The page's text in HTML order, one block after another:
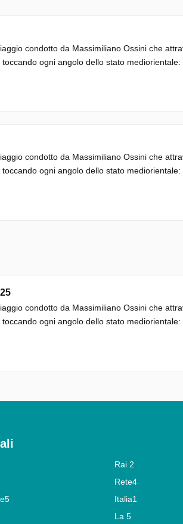
condotto da Massimiliano Ossini che
ogni angolo dello stato
condotto da Massimiliano Ossini che
ogni angolo dello stato
condotto da Massimiliano Ossini che
ogni angolo dello stato
Rai 2
Rete4
Italia1
La 5